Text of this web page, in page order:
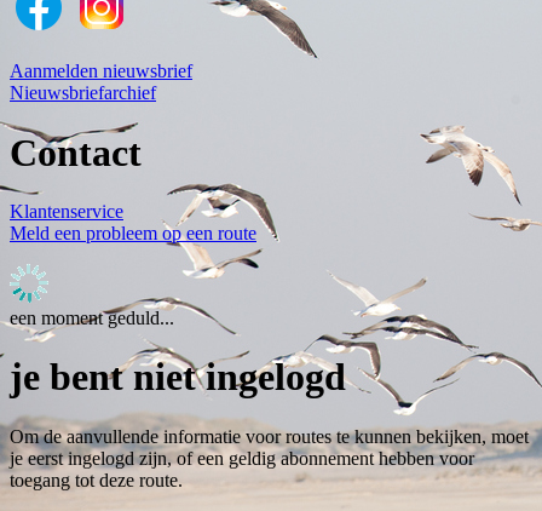
Aanmelden nieuwsbrief
Nieuwsbriefarchief
Contact
Klantenservice
Meld een probleem op een route
een moment geduld...
je bent niet ingelogd
Om de aanvullende informatie voor routes te kunnen bekijken, moet
je eerst ingelogd zijn, of een geldig abonnement hebben voor
toegang tot deze route.